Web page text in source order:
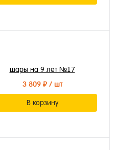
шары на 9 лет №17
3 809 ₽/ шт
В корзину